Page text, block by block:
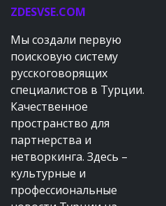
ZDESVSE.COM
Мы создали первую
поисковую систему
русскоговорящих
специалистов в Турции.
Качественное
пространство для
партнерства и
нетворкинга. Здесь –
культурные и
профессиональные